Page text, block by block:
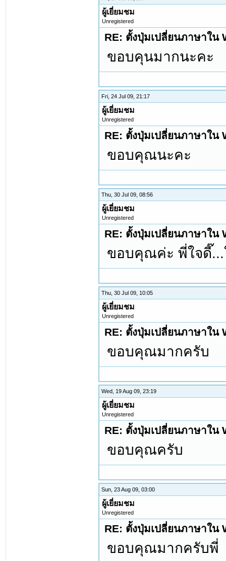
ผู้เยี่ยมชม
Unregistered
RE: ตั้งปุ่มเปลี่ยนภาษาใน
ขอบคุนมากนะคะ
Fri, 24 Jul 09, 21:17
ผู้เยี่ยมชม
Unregistered
RE: ตั้งปุ่มเปลี่ยนภาษาใน
ขอบคุณนะคะ
Thu, 30 Jul 09, 08:56
ผู้เยี่ยมชม
Unregistered
RE: ตั้งปุ่มเปลี่ยนภาษาใน
ขอบคุณค่ะ พี่ใจดี๊...
Thu, 30 Jul 09, 10:05
ผู้เยี่ยมชม
Unregistered
RE: ตั้งปุ่มเปลี่ยนภาษาใน
ขอบคุณมากครับ
Wed, 19 Aug 09, 23:19
ผู้เยี่ยมชม
Unregistered
RE: ตั้งปุ่มเปลี่ยนภาษาใน
ขอบคุณครับ
Sun, 23 Aug 09, 03:00
ผู้เยี่ยมชม
Unregistered
RE: ตั้งปุ่มเปลี่ยนภาษาใน
ขอบคุณมากครับพี่